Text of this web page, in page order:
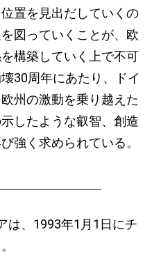
置を見出だしていくの
図っていくことが、欧
構築していく上で不可
30周年にあたり、ドイ
州の激動を乗り越えた
したような叡智、創造
強く求められている。
は、1993年1月1日にチ